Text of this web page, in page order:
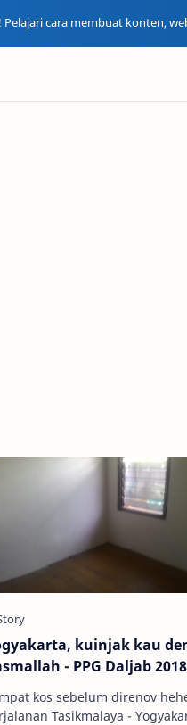
Pelajari cara membuat konten,
kuinjak kau
- PPG Daljab 2018
kos sebelum direnov
Tasikmalaya -